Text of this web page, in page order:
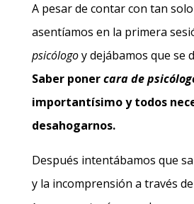
A pesar de contar con tan
asentíamos en la primera
psicólogoy dejábamos que se
Saber ponercara de
importantísimo y todos
desahogarnos.
Después intentábamos que
y la incomprensión a través de